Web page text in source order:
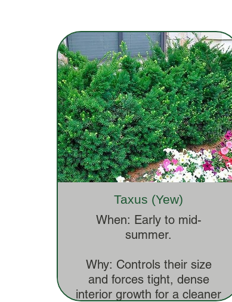
Taxus (Yew)
When: Early to mid-
summer.
Why: Controls their size
and forces tight, dense
interior growth for a cleaner